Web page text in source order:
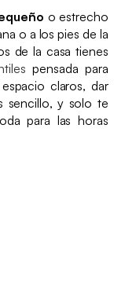
o estrecho
o a los pies de la
de la casa tienes
pensada para
claros, dar
sencillo, y solo te
para las horas